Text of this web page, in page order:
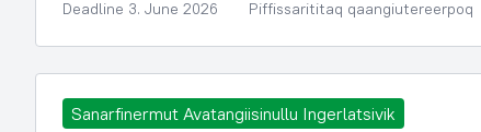
Deadline 3. June 2026 Piffissarititaq qaangiutereerpoq
Sanarfinermut Avatangiisinullu Ingerlatsivik